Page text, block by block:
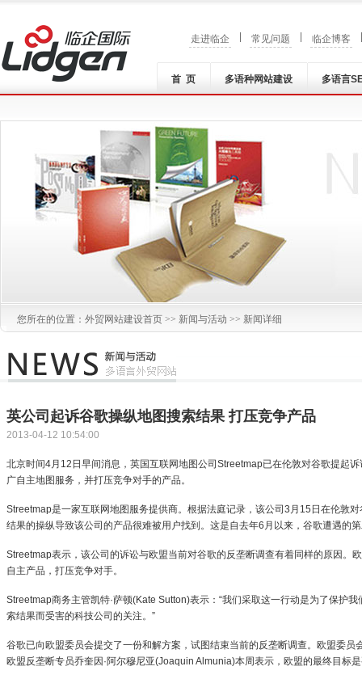
走进临企 常见问题 临企博客
首 页 多语种网站建设 多语言
您所在的位置： 外贸网站建设首页 >> 新闻与活动 >> 新闻详细
英公司起诉谷歌操纵地图搜索结果 打压竞争产品
2013-04-12 10:54:00
北京时间4月12日早间消息，英国互联网地图公司Streetmap已在伦敦对谷歌提起
广自主地图服务，并打压竞争对手的产品。
Streetmap是一家互联网地图服务提供商。根据法庭记录，该公司3月15日在伦敦
结果的操纵导致该公司的产品很难被用户找到。这是自去年6月以来，谷歌遭遇的
Streetmap表示，该公司的诉讼与欧盟当前对谷歌的反垄断调查有着同样的原因。
自主产品，打压竞争对手。
Streetmap商务主管凯特·萨顿(Kate Sutton)表示：“我们采取这一行动是为了保护
索结果而受害的科技公司的关注。”
谷歌已向欧盟委员会提交了一份和解方案，试图结束当前的反垄断调查。欧盟委员
欧盟反垄断专员乔奎因·阿尔穆尼亚(Joaquin Almunia)本周表示，欧盟的最终目标